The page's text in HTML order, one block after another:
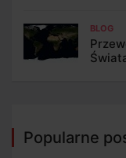
BLOG
Popularne